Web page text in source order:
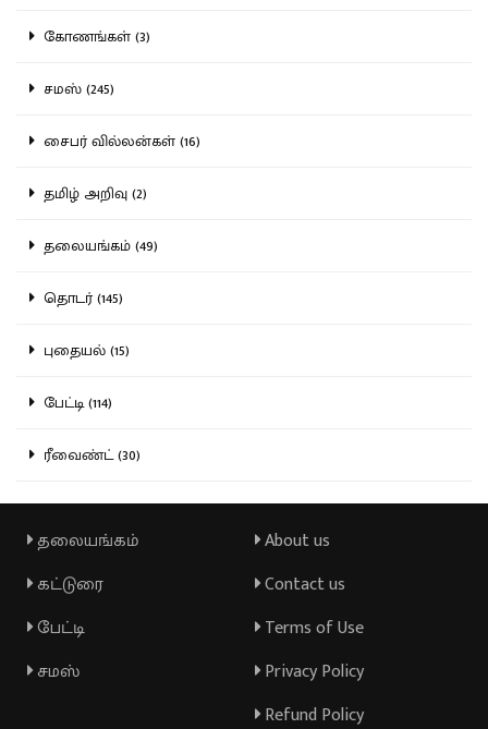
கோணங்கள் (3)
சமஸ் (245)
சைபர் வில்லன்கள் (16)
தமிழ் அறிவு (2)
தலையங்கம் (49)
தொடர் (145)
புதையல் (15)
பேட்டி (114)
ரீவைண்ட் (30)
தலையங்கம்
கட்டுரை
பேட்டி
சமஸ்
About us
Contact us
Terms of Use
Privacy Policy
Refund Policy